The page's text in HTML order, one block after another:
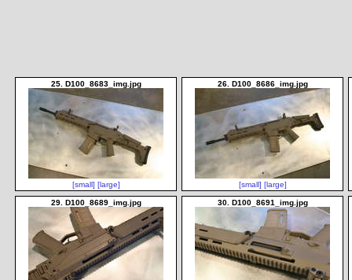
25. D100_8683_img.jpg
[small] [large]
26. D100_8686_img.jpg
[small] [large]
29. D100_8689_img.jpg 30. D100_8691_img.jpg